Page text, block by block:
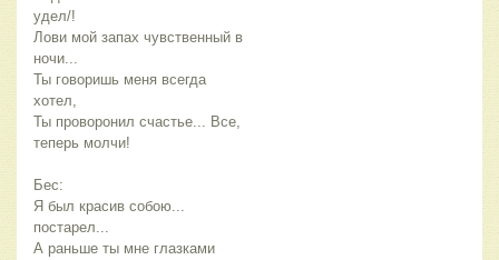
удел/!
Лови мой запах чувственный в
ночи...
Ты говоришь меня всегда
хотел,
Ты проворонил счастье... Все,
теперь молчи!
Бес:
Я был красив собою...
постарел...
А раньше ты мне глазками